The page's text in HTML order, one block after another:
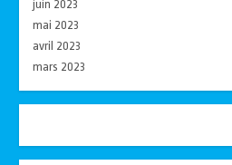
juin 2023
mai 2023
avril 2023
mars 2023